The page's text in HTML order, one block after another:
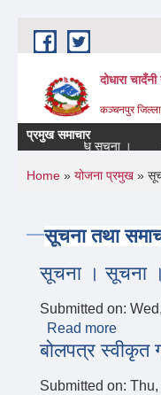
Skip to main content
दोधारा
कञ्चनपुर
प्रमुख समाचार
रहने सम्बन्धि सूचना ।
You are
Home » योजना प्रमुख »
सूचना तथा
सूचना । सूचना
Submitted on:
Read more
बोलपत्र स्वीकृत
Submitted on: Thu,